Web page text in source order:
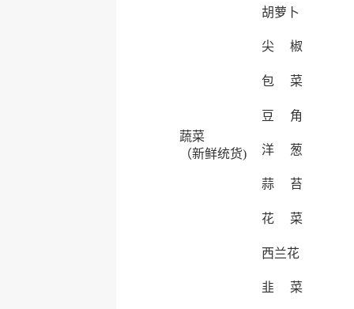
蔬菜
（新鲜统货)
胡萝卜
尖 椒
包 菜
豆 角
洋 葱
蒜 苔
花 菜
西兰花
韭 菜